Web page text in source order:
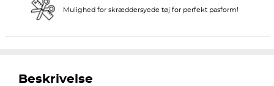
Mulighed for skræddersyede tøj for perfekt pasform!
Beskrivelse